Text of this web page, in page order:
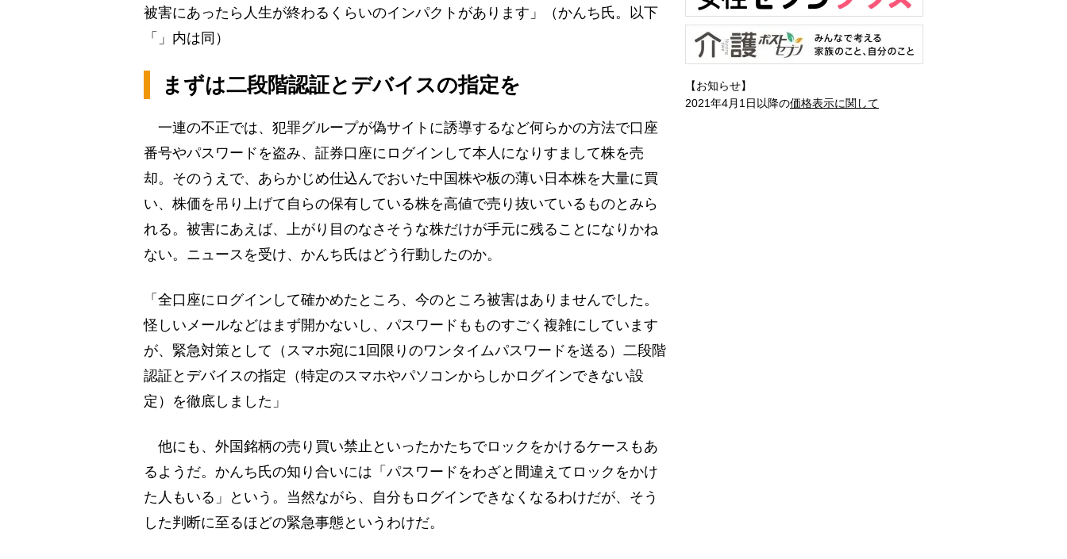
被害にあったら人生が終わるくらいのインパクトがあります」（かんち氏。以下
「」内は同）
まずは二段階認証とデバイスの指定を
一連の不正では、犯罪グループが偽サイトに誘導するなど何らかの方法で口座
番号やパスワードを盗み、証券口座にログインして本人になりすまして株を売
却。そのうえで、あらかじめ仕込んでおいた中国株や板の薄い日本株を大量に買
い、株価を吊り上げて自らの保有している株を高値で売り抜いているものとみら
れる。被害にあえば、上がり目のなさそうな株だけが手元に残ることになりかね
ない。ニュースを受け、かんち氏はどう行動したのか。
「全口座にログインして確かめたところ、今のところ被害はありませんでした。
怪しいメールなどはまず開かないし、パスワードもものすごく複雑にしています
が、緊急対策として（スマホ宛に1回限りのワンタイムパスワードを送る）二段階
認証とデバイスの指定（特定のスマホやパソコンからしかログインできない設
定）を徹底しました」
他にも、外国銘柄の売り買い禁止といったかたちでロックをかけるケースもあ
るようだ。かんち氏の知り合いには「パスワードをわざと間違えてロックをかけ
た人もいる」という。当然ながら、自分もログインできなくなるわけだが、そう
した判断に至るほどの緊急事態というわけだ。
【お知らせ】
2021年4月1日以降の価格表示に関して